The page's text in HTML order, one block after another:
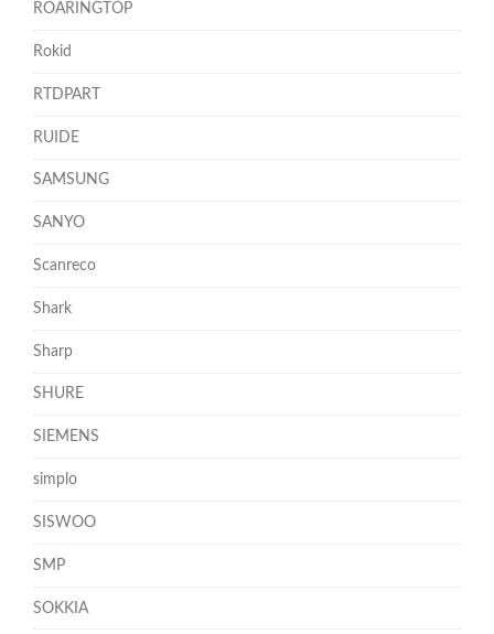
ROARINGTOP
Rokid
RTDPART
RUIDE
SAMSUNG
SANYO
Scanreco
Shark
Sharp
SHURE
SIEMENS
simplo
SISWOO
SMP
SOKKIA